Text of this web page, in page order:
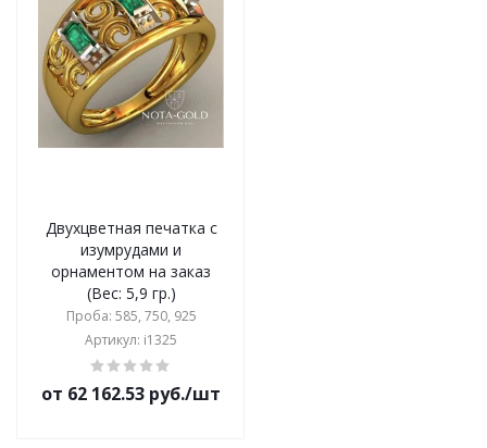
Двухцветная печатка с
изумрудами и
орнаментом на заказ
(Вес: 5,9 гр.)
Проба: 585, 750, 925
Артикул: i1325
от 62 162.53 руб./шт